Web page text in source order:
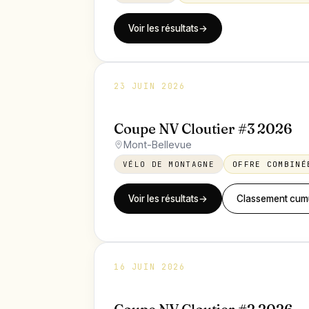
Voir les résultats→
23 JUIN 2026
Coupe NV Cloutier #3 2026
Mont-Bellevue
VÉLO DE MONTAGNE OFFRE
Voir les résultats→ Classement
16 JUIN 2026